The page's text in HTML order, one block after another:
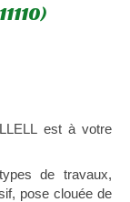
est à votre
de travaux,
pose clouée de